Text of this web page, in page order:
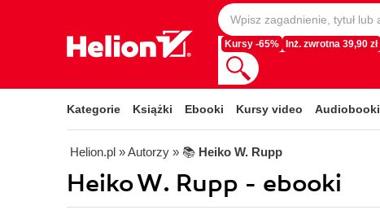
Kursy -65% Inż. zwrotna 39,90 zł
Kategorie Książki Ebooki Kursy video Audiobooki
Helion.pl » Autorzy » 📚 Heiko W. Rupp
Heiko W. Rupp - ebooki